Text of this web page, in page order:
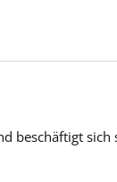
beschäftigt